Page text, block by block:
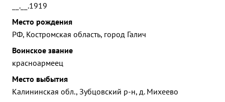
__.__.1919
Место рождения
РФ, Костромская область, город Галич
Воинское звание
красноармеец
Место выбытия
Калининская обл., Зубцовский р-н, д. Михеево